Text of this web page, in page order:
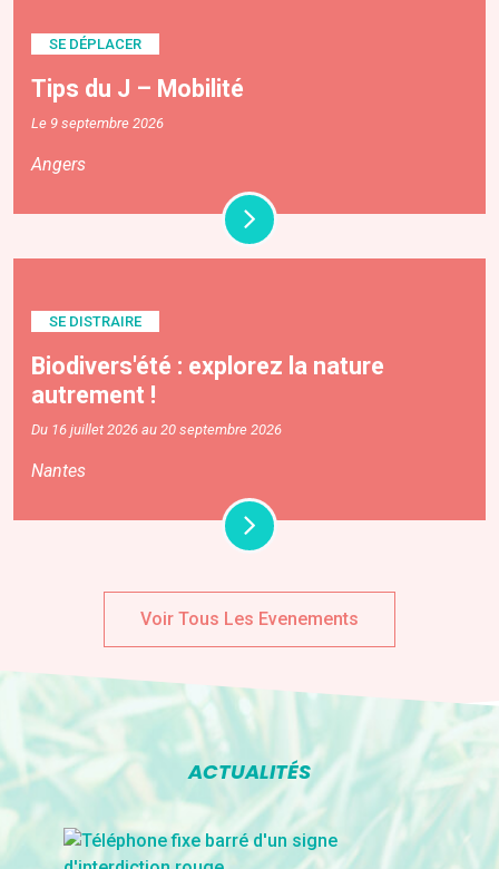
SE DÉPLACER
Tips du J – Mobilité
Le 9 septembre 2026
Angers
SE DISTRAIRE
Biodivers'été : explorez la nature
autrement !
Du 16 juillet 2026 au 20 septembre 2026
Nantes
Voir Tous Les Evenements
ACTUALITÉS